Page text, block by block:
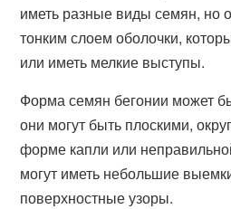
иметь разные виды семян, но
тонким слоем оболочки,
или иметь мелкие выступы.
Форма семян бегонии может
они могут быть плоскими,
форме капли или
могут иметь небольшие
поверхностные узоры.